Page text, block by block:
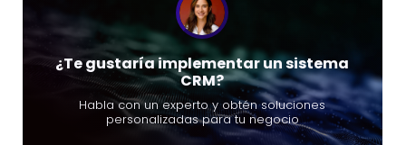
¿Te gustaría implementar un sistema
CRM?
Habla con un experto y obtén soluciones
personalizadas para tu negocio